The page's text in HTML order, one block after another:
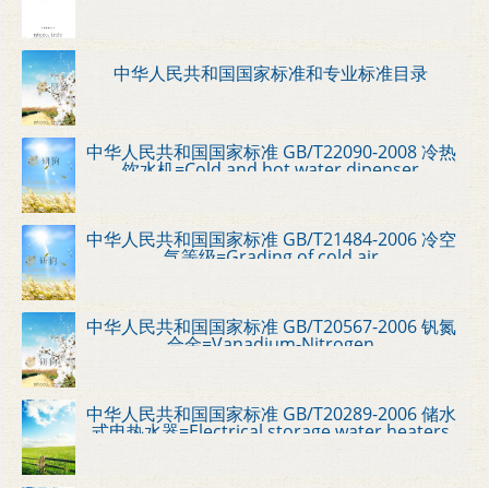
中华人民共和国国家标准和专业标准目录
中华人民共和国国家标准 GB/T22090-2008 冷热
饮水机=Cold and hot water dipenser
中华人民共和国国家标准 GB/T21484-2006 冷空
气等级=Grading of cold air
中华人民共和国国家标准 GB/T20567-2006 钒氮
合金=Vanadium-Nitrogen
中华人民共和国国家标准 GB/T20289-2006 储水
式电热水器=Electrical storage water heaters